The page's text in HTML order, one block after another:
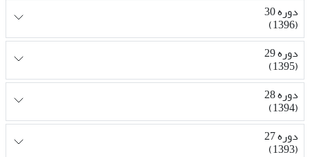
دوره 30
(1396)
دوره 29
(1395)
دوره 28
(1394)
دوره 27
(1393)